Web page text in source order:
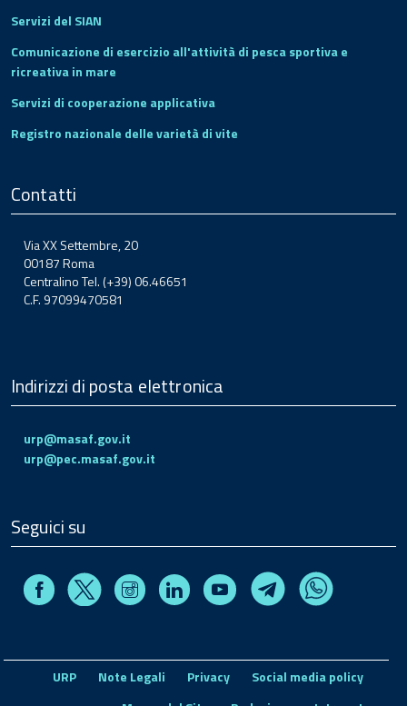
Servizi del SIAN
Comunicazione di esercizio all'attività di pesca sportiva e
ricreativa in mare
Servizi di cooperazione applicativa
Registro nazionale delle varietà di vite
Contatti
Via XX Settembre, 20
00187 Roma
Centralino Tel. (+39) 06.46651
C.F. 97099470581
Indirizzi di posta elettronica
urp@masaf.gov.it
urp@pec.masaf.gov.it
Seguici su
FacebookX InstagramLinkedin Youtube TelegramWhatsapp
URP Note Legali Privacy
Social media policy